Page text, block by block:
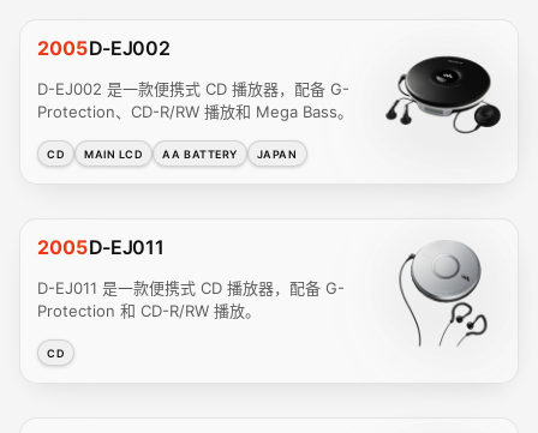
2005D-EJ002
D-EJ002 是一款便携式 CD 播放器，配备 G-
Protection、CD-R/RW 播放和 Mega Bass。
CD MAIN LCD AA BATTERY JAPAN
2005D-EJ011
D-EJ011 是一款便携式 CD 播放器，配备 G-
Protection 和 CD-R/RW 播放。
CD